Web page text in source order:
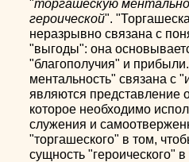
"торгашескую
героической".
неразрывно связана с
"выгоды": она
"благополучия" и
ментальность" связана с
являются представление
которое необходимо
служения и
"торгашеского" в том,
сущность "героического"